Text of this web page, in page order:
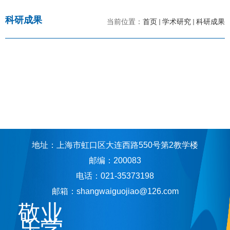
当前位置： 首页 学术研究 科研成果
科研成果
地址：上海市虹口区大连西路550号第2教学楼
邮编：200083
电话：021-35373198
邮箱：shangwaiguojiao@126.com
敬业